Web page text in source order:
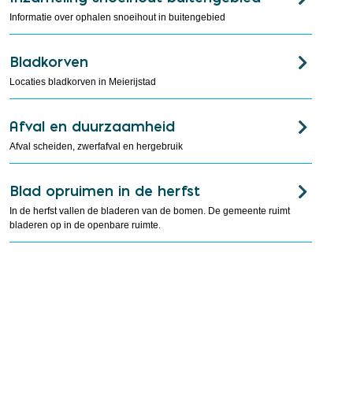
Informatie over ophalen snoeihout in buitengebied
Bladkorven
Locaties bladkorven in Meierijstad
Afval en duurzaamheid
Afval scheiden, zwerfafval en hergebruik
Blad opruimen in de herfst
In de herfst vallen de bladeren van de bomen. De gemeente ruimt
bladeren op in de openbare ruimte.